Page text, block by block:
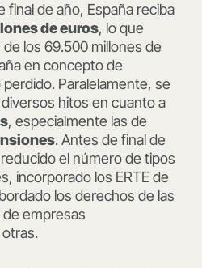
final de año, España reciba
de euros, lo que
de los 69.500 millones de
en concepto de
Paralelamente, se
hitos en cuanto a
, especialmente las de
. Antes de final de
el número de tipos
incorporado los ERTE de
los derechos de las
empresas